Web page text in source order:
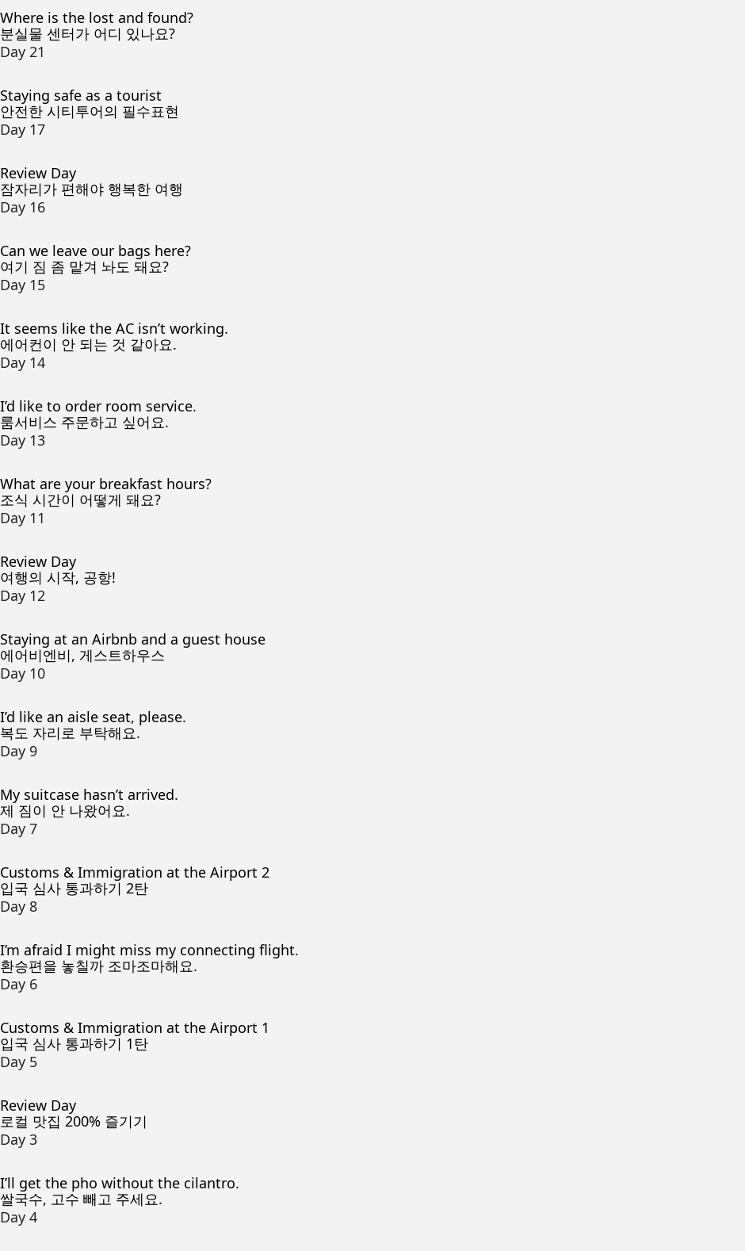
Where is the lost and found?
분실물 센터가 어디 있나요?
Day 21
Staying safe as a tourist
안전한 시티투어의 필수표현
Day 17
Review Day
잠자리가 편해야 행복한 여행
Day 16
Can we leave our bags here?
여기 짐 좀 맡겨 놔도 돼요?
Day 15
It seems like the AC isn’t working.
에어컨이 안 되는 것 같아요.
Day 14
I’d like to order room service.
룸서비스 주문하고 싶어요.
Day 13
What are your breakfast hours?
조식 시간이 어떻게 돼요?
Day 11
Review Day
여행의 시작, 공항!
Day 12
Staying at an Airbnb and a guest house
에어비엔비, 게스트하우스
Day 10
I’d like an aisle seat, please.
복도 자리로 부탁해요.
Day 9
My suitcase hasn’t arrived.
제 짐이 안 나왔어요.
Day 7
Customs & Immigration at the Airport 2
입국 심사 통과하기 2탄
Day 8
I’m afraid I might miss my connecting flight.
환승편을 놓칠까 조마조마해요.
Day 6
Customs & Immigration at the Airport 1
입국 심사 통과하기 1탄
Day 5
Review Day
로컬 맛집 200% 즐기기
Day 3
I’ll get the pho without the cilantro.
쌀국수, 고수 빼고 주세요.
Day 4